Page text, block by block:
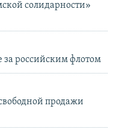
солидарности»
российским флотом
продажи